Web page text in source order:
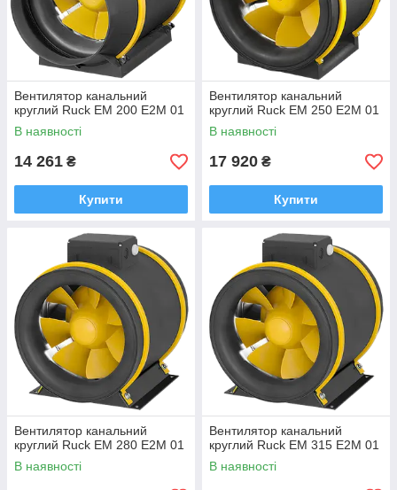
Вентилятор канальний
круглий Ruck EM 200 E2M 01
В наявності
14 261 ₴
Купити
Вентилятор канальний
круглий Ruck EM 250 E2M 01
В наявності
17 920 ₴
Купити
Вентилятор канальний
круглий Ruck EM 280 E2M 01
В наявності
Вентилятор канальний
круглий Ruck EM 315 E2M 01
В наявності